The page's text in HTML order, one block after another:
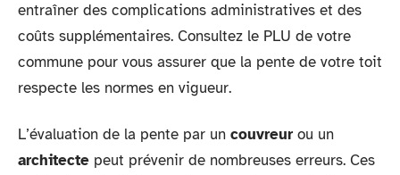
entraîner des complications administratives et des
coûts supplémentaires. Consultez le PLU de votre
commune pour vous assurer que la pente de votre toit
respecte les normes en vigueur.
L’évaluation de la pente par un couvreur ou un
architecte peut prévenir de nombreuses erreurs. Ces